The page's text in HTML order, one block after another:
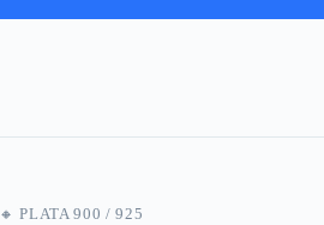
🔸​ PLATA 900 / 925